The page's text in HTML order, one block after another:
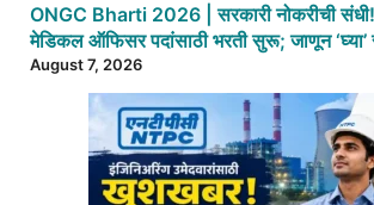
ONGC Bharti 2026 | सरकारी नोकरीची
मेडिकल ऑफिसर पदांसाठी भरती सुरू; जाणून ‘घ्या’
August 7, 2026